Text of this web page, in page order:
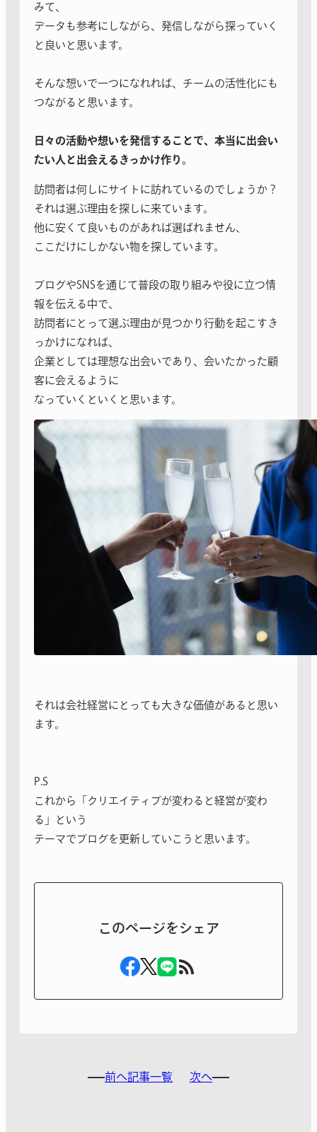
みて、
データも参考にしながら、発信しながら探っていく
と良いと思います。
そんな想いで一つになれれば、チームの活性化にも
つながると思います。
日々の活動や想いを発信することで、本当に出会い
たい人と出会えるきっかけ作り。
訪問者は何しにサイトに訪れているのでしょうか？
それは選ぶ理由を探しに来ています。
他に安くて良いものがあれば選ばれません、
ここだけにしかない物を探しています。
ブログやSNSを通じて普段の取り組みや役に立つ情
報を伝える中で、
訪問者にとって選ぶ理由が見つかり行動を起こすき
っかけになれば、
企業としては理想な出会いであり、会いたかった顧
客に会えるように
なっていくといくと思います。
それは会社経営にとっても大きな価値があると思い
ます。
P.S
これから「クリエイティブが変わると経営が変わ
る」という
テーマでブログを更新していこうと思います。
このページをシェア
前へ記事一覧 次へ